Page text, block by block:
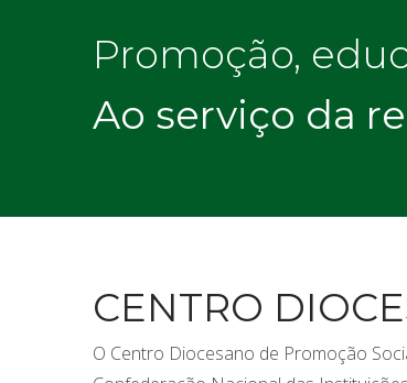
Promoção,
Ao serviço da
CENTRO
O Centro Diocesano de Promoção